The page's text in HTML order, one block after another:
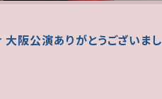
公演ありがとうございまし